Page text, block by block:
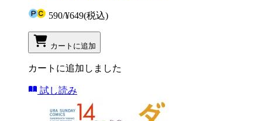
590/¥649(税込)
カートに追加
カートに追加しました
試し読み